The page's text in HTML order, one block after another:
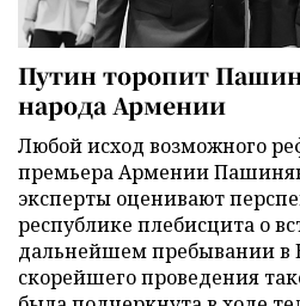
Путин торопит
народа Армении
Любой исход возможного
премьера Армении
эксперты оценивают
республике плебисцита о
дальнейшем пребывании в
скорейшего проведения